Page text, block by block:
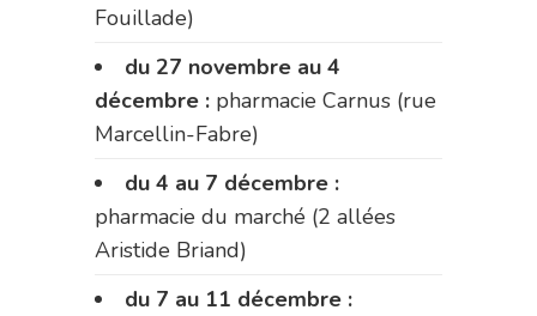
Fouillade)
du 27 novembre au 4
décembre : pharmacie Carnus (rue
Marcellin-Fabre)
du 4 au 7 décembre :
pharmacie du marché (2 allées
Aristide Briand)
du 7 au 11 décembre :